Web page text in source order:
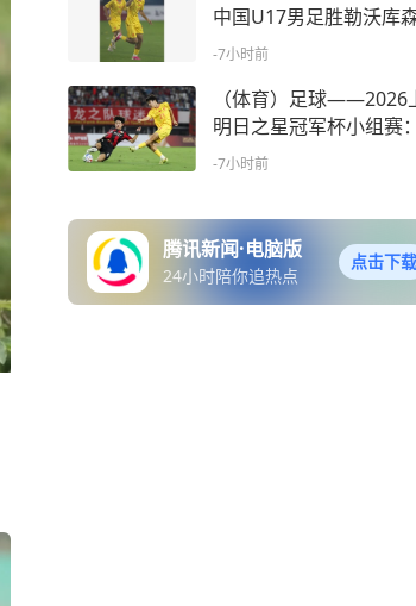
中国U17男足胜勒沃库森
7男足
-7小时前
（体育）足球——2026
明日之星冠军杯小组赛
国U17男足胜勒沃库森
-7小时前
腾讯新闻·电脑版
24小时陪你追热点
点击下载